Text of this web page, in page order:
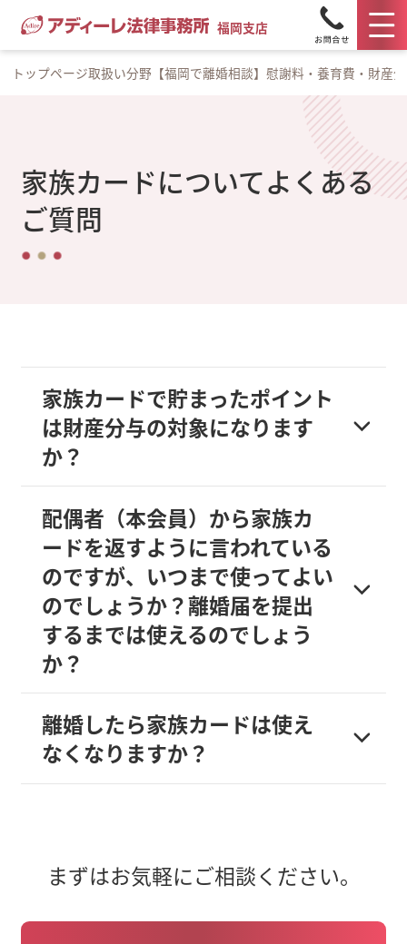
福岡支店
トップページ取扱い分野 【福岡で離婚相談】慰謝料・養育費・財産
家族カードについてよくある
ご質問
家族カードで貯まったポイント
は財産分与の対象になります
か？
配偶者（本会員）から家族カ
ードを返すように言われている
のですが、いつまで使ってよい
のでしょうか？離婚届を提出
するまでは使えるのでしょう
か？
離婚したら家族カードは使え
なくなりますか？
まずはお気軽にご相談ください。